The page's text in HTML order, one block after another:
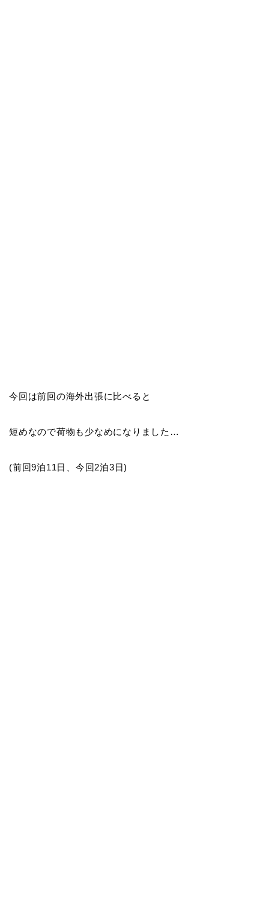
今回は前回の海外出張に比べると
短めなので荷物も少なめになりました…
(前回9泊11日、今回2泊3日)